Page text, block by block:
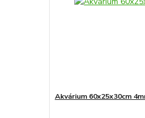
Akvárium 60x25x30cm